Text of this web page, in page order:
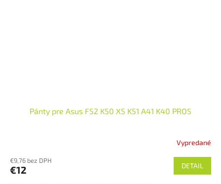
Pánty pre Asus F52 K50 X5 K51 A41 K40 PRO5
Vypredané
€9,76 bez DPH
€12 DETAIL